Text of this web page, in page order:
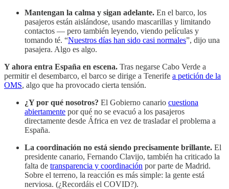
Mantengan la calma y sigan adelante. En el barco, los
pasajeros están aislándose, usando mascarillas y limitando
contactos — pero también leyendo, viendo películas y
tomando té. “Nuestros días han sido casi normales”, dijo una
pasajera. Algo es algo.
Y ahora entra España en escena. Tras negarse Cabo Verde a
permitir el desembarco, el barco se dirige a Tenerife a petición de la
OMS, algo que ha provocado cierta tensión.
¿Y por qué nosotros? El Gobierno canario cuestiona
abiertamente por qué no se evacuó a los pasajeros
directamente desde África en vez de trasladar el problema a
España.
La coordinación no está siendo precisamente brillante. El
presidente canario, Fernando Clavijo, también ha criticado la
falta de transparencia y coordinación por parte de Madrid.
Sobre el terreno, la reacción es más simple: la gente está
nerviosa. (¿Recordáis el COVID?).